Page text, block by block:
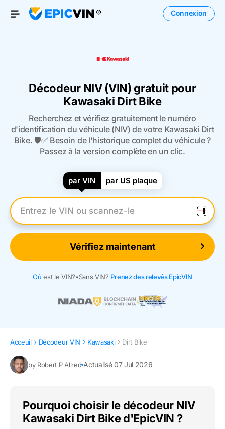
Open Menu
Connexion
Décodeur NIV (VIN) gratuit pour
Kawasaki Dirt Bike
Recherchez et vérifiez gratuitement le numéro
d'identification du véhicule (NIV) de votre Kawasaki Dirt
Bike. 🛡️✅ Besoin de l'historique complet du véhicule ?
Passez à la version complète en un clic.
par VIN par US plaque
Entrez le numéro VIN
Vérifiez maintenant
Où est le VIN?•Sans VIN? Prenez des relevés EpicVIN
Acceuil Décodeur VIN Kawasaki Dirt Bike
by Robert P Allred Actualisé 07 Jul 2026
Pourquoi choisir le décodeur NIV
Kawasaki Dirt Bike d'EpicVIN ?